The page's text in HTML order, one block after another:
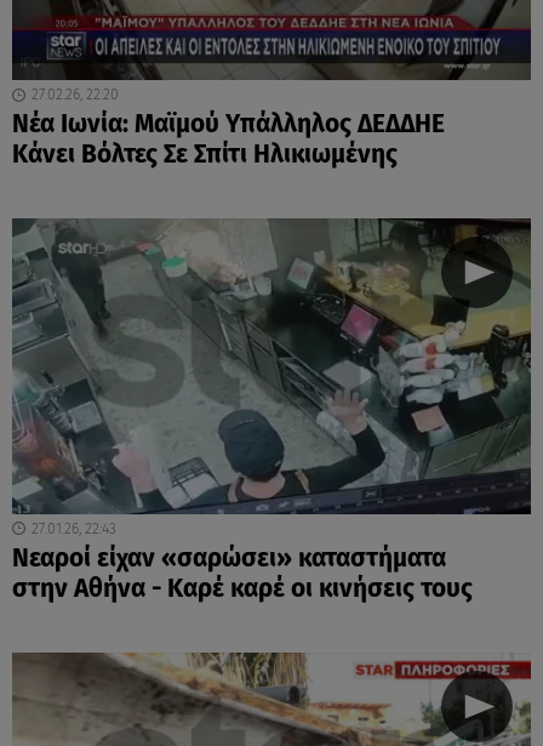
27.02.26, 22:20
Νέα Ιωνία: Μαϊμού Υπάλληλος ΔΕΔΔΗΕ
Κάνει Βόλτες Σε Σπίτι Ηλικιωμένης
27.01.26, 22:43
Νεαροί είχαν «σαρώσει» καταστήματα
στην Αθήνα - Καρέ καρέ οι κινήσεις τους